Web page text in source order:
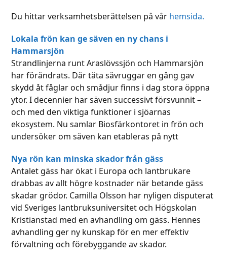
Du hittar verksamhetsberättelsen på vår hemsida.
Lokala frön kan ge säven en ny chans i
Hammarsjön
Strandlinjerna runt Araslövssjön och Hammarsjön
har förändrats. Där täta sävruggar en gång gav
skydd åt fåglar och smådjur finns i dag stora öppna
ytor. I decennier har säven successivt försvunnit –
och med den viktiga funktioner i sjöarnas
ekosystem. Nu samlar Biosfärkontoret in frön och
undersöker om säven kan etableras på nytt
Nya rön kan minska skador från gäss
Antalet gäss har ökat i Europa och lantbrukare
drabbas av allt högre kostnader när betande gäss
skadar grödor. Camilla Olsson har nyligen disputerat
vid Sveriges lantbruksuniversitet och Högskolan
Kristianstad med en avhandling om gäss. Hennes
avhandling ger ny kunskap för en mer effektiv
förvaltning och förebyggande av skador.